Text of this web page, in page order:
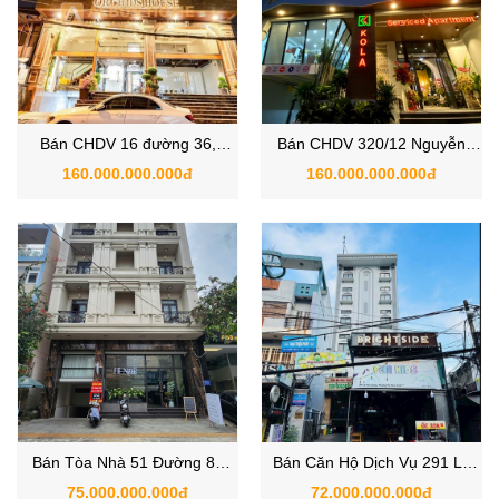
Bán CHDV 16 đường 36,
Phường Tân Quy, Quận 7
160.000.000.000đ
Bán CHDV 320/12 Nguyễn
Văn Linh, Phường Bình Thuận,
160.000.000.000đ
Bán Tòa Nhà ​​​​​​​51 Đường 85,
Phường Tân Quy, Quận 7
75.000.000.000đ
Bán Căn Hộ Dịch Vụ 291 Lê
Văn Lương, Phường Tân Quy,
72.000.000.000đ